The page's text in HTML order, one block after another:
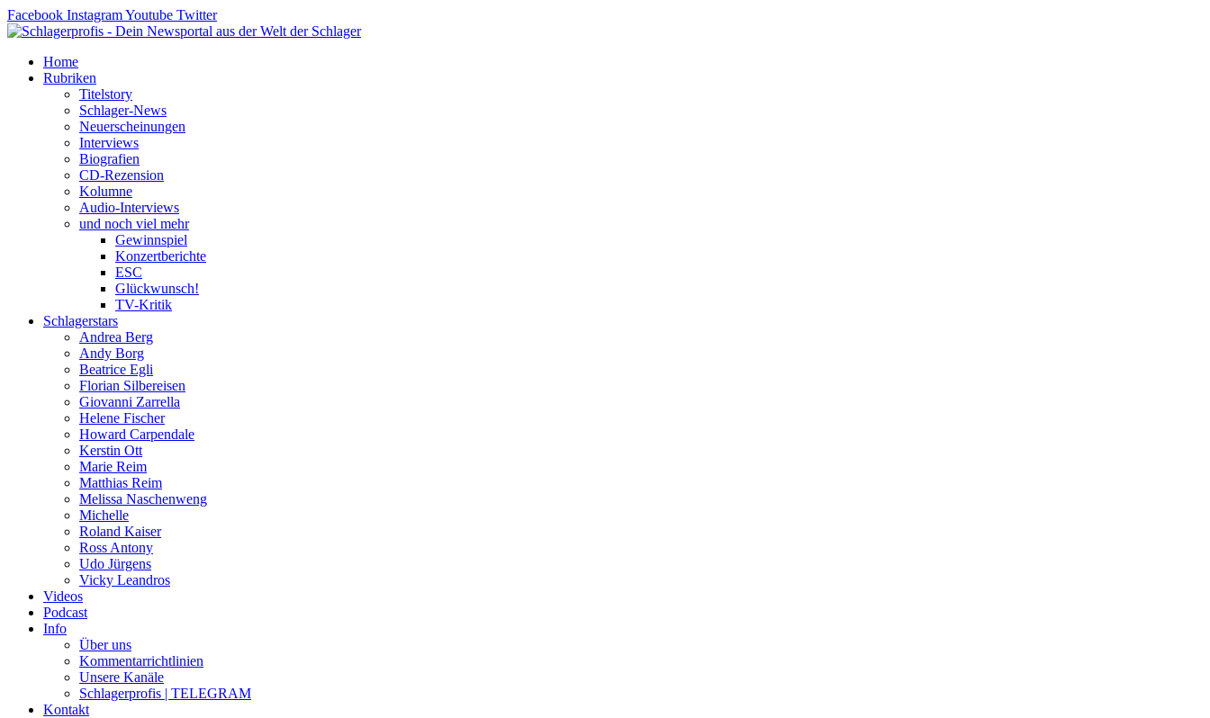
Zum
Inhalt
Facebook InstagramYoutube Twitter
Home
Rubriken
Titelstory
Schlager-News
Neuerscheinungen
Interviews
Biografien
CD-Rezension
Kolumne
Audio-Interviews
und noch viel mehr
Gewinnspiel
Konzertberichte
ESC
Glückwunsch!
TV-Kritik
Schlagerstars
Andrea Berg
Andy Borg
Beatrice Egli
Florian Silbereisen
Giovanni Zarrella
Helene Fischer
Howard Carpendale
Kerstin Ott
Marie Reim
Matthias Reim
Melissa Naschenweng
Michelle
Roland Kaiser
Ross Antony
Udo Jürgens
Vicky Leandros
Videos
Podcast
Info
Über uns
Kommentarrichtlinien
Unsere Kanäle
Schlagerprofis | TELEGRAM
Kontakt